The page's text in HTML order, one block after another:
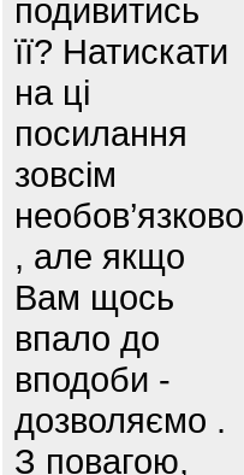
подивитись
її? Натискати
на ці
посилання
зовсім
необов’язково
, але якщо
Вам щось
впало до
вподоби -
дозволяємо .
З повагою,